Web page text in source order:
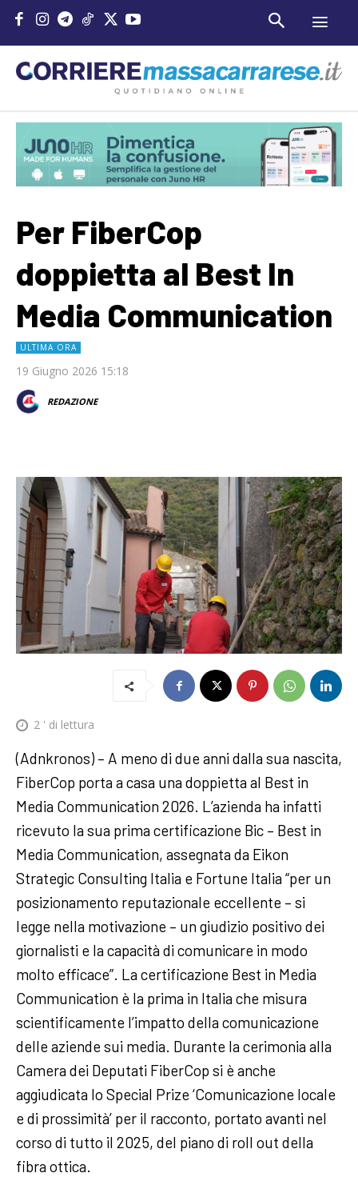
Per FiberCop
doppietta al Best In
Media Communication
ULTIMA ORA
19 Giugno 2026 15:18
REDAZIONE
2 ' di lettura
(Adnkronos) – A meno di due anni dalla sua nascita,
FiberCop porta a casa una doppietta al Best in
Media Communication 2026. L’azienda ha infatti
ricevuto la sua prima certificazione Bic – Best in
Media Communication, assegnata da Eikon
Strategic Consulting Italia e Fortune Italia “per un
posizionamento reputazionale eccellente – si
legge nella motivazione – un giudizio positivo dei
giornalisti e la capacità di comunicare in modo
molto efficace”. La certificazione Best in Media
Communication è la prima in Italia che misura
scientificamente l’impatto della comunicazione
delle aziende sui media. Durante la cerimonia alla
Camera dei Deputati FiberCop si è anche
aggiudicata lo Special Prize ‘Comunicazione locale
e di prossimità’ per il racconto, portato avanti nel
corso di tutto il 2025, del piano di roll out della
fibra ottica.